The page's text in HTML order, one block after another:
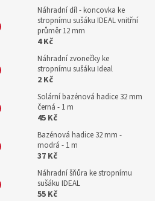
Náhradní díl - koncovka ke
stropnímu sušáku IDEAL vnitřní
průměr 12 mm
4 Kč
Náhradní zvonečky ke
stropnímu sušáku Ideal
2 Kč
Solární bazénová hadice 32 mm
černá - 1 m
45 Kč
Bazénová hadice 32 mm -
modrá - 1 m
37 Kč
Náhradní šňůra ke stropnímu
sušáku IDEAL
55 Kč